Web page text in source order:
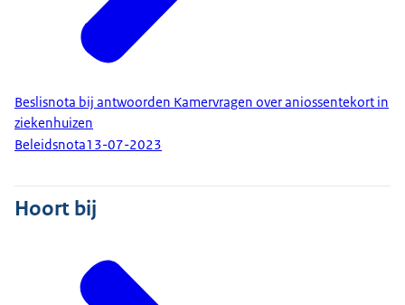
Beslisnota bij antwoorden Kamervragen over aniossentekort in
ziekenhuizen
Beleidsnota13-07-2023
Hoort bij